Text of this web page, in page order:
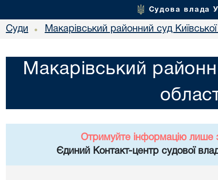
Судова влада
Суди • Макарівський районний суд Київської
Макарівський
Отримуйте інформацію лише
Єдиний Контакт-центр судової